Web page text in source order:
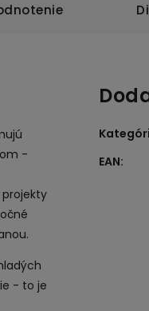
-
- to je
EAN: